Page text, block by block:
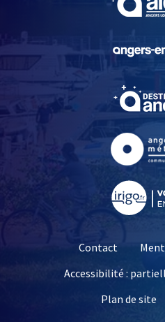
Contact
Accessibilité :
Plan de site